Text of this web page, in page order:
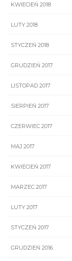
KWIECIEŃ 2018
LUTY 2018
STYCZEŃ 2018
GRUDZIEŃ 2017
LISTOPAD 2017
SIERPIEŃ 2017
CZERWIEC 2017
MAJ 2017
KWIECIEŃ 2017
MARZEC 2017
LUTY 2017
STYCZEŃ 2017
GRUDZIEŃ 2016